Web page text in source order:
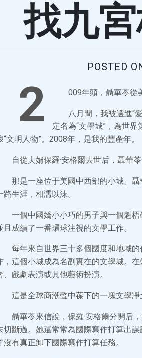
找九
POSTED
2 009年頭，聶華苓從
八月間，我被選進“
定名為“文學城”，為世
“文明人物”。2008年，是我的豐產年。
自從夫婿保羅·安格爾去世后，聶華
那是一座位于美國中西部的小城。聶
路生涯，相濡以沫。
一個中國嬌小小巧的男子與一個魁
且成績了一番環球注視的文學工作。
每年來自世界三十多個國度和地域
，這個小城成為名副實在的文學城。
、戲劇表演或其他藝術扮演。
這是全球商潮聲中葆下的一塊文學凈
聶華苓來信說，保羅·安格爾分開后
切斷過。她還常常為國際寫作打算出
沒有真正卸下國際寫作打算任務。